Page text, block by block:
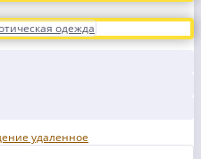
одежда